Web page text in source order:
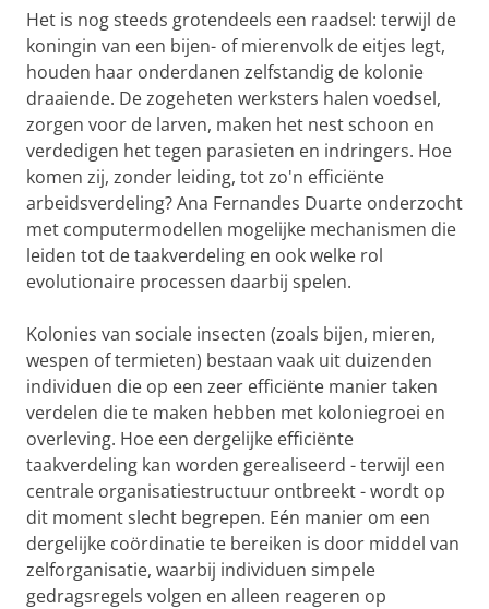
Het is nog steeds grotendeels een raadsel: terwijl de
koningin van een bijen- of mierenvolk de eitjes legt,
houden haar onderdanen zelfstandig de kolonie
draaiende. De zogeheten werksters halen voedsel,
zorgen voor de larven, maken het nest schoon en
verdedigen het tegen parasieten en indringers. Hoe
komen zij, zonder leiding, tot zo'n efficiënte
arbeidsverdeling? Ana Fernandes Duarte onderzocht
met computermodellen mogelijke mechanismen die
leiden tot de taakverdeling en ook welke rol
evolutionaire processen daarbij spelen.
Kolonies van sociale insecten (zoals bijen, mieren,
wespen of termieten) bestaan vaak uit duizenden
individuen die op een zeer efficiënte manier taken
verdelen die te maken hebben met koloniegroei en
overleving. Hoe een dergelijke efficiënte
taakverdeling kan worden gerealiseerd - terwijl een
centrale organisatiestructuur ontbreekt - wordt op
dit moment slecht begrepen. Eén manier om een
dergelijke coördinatie te bereiken is door middel van
zelforganisatie, waarbij individuen simpele
gedragsregels volgen en alleen reageren op